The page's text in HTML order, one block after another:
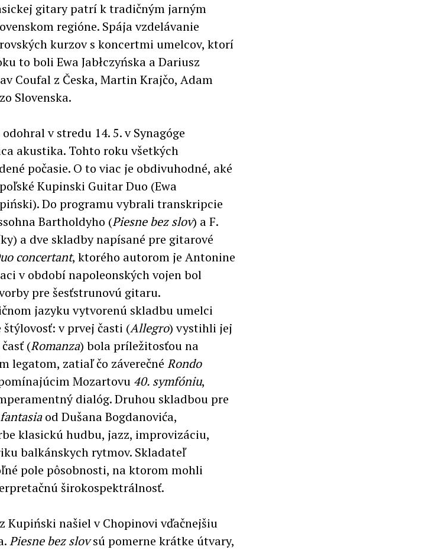
gitary patrí k tradičným jarným
regióne. Spája vzdelávanie
kurzov s koncertmi umelcov, ktorí
to boli Ewa Jabłczyńska a Dariusz
Coufal z Česka, Martin Krajčo, Adam
Slovenska.
v stredu 14. 5. v Synagóge
akustika. Tohto roku všetkých
počasie. O to viac je obdivuhodné, aké
Kupinski Guitar Duo (Ewa
Do programu vybrali transkripcie
Bartholdyho (Piesne bez slov) a F.
a dve skladby napísané pre gitarové
concertant, ktorého autorom je Antonine
v období napoleonských vojen bol
pre šesťstrunovú gitaru.
jazyku vytvorenú skladbu umelci
v prvej časti (Allegro) vystihli jej
(Romanza) bola príležitosťou na
legatom, zatiaľ čo záverečné Rondo
Mozartovu 40. symfóniu,
dialóg. Druhou skladbou pre
od Dušana Bogdanovića,
klasickú hudbu, jazz, improvizáciu,
balkánskych rytmov. Skladateľ
pole pôsobnosti, na ktorom mohli
širokospektrálnosť.
našiel v Chopinovi vďačnejšiu
Piesne bez slovsú pomerne krátke útvary,